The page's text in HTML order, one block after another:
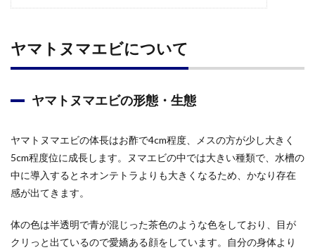
ヤマトヌマエビについて
ヤマトヌマエビの形態・生態
ヤマトヌマエビの体長はお酢で4cm程度、メスの方が少し大きく
5cm程度位に成長します。ヌマエビの中では大きい種類で、水槽の
中に導入するとネオンテトラよりも大きくなるため、かなり存在
感が出てきます。
体の色は半透明で青が混じった茶色のような色をしており、目が
クリっと出ているので愛嬌ある顔をしています。自分の身体より